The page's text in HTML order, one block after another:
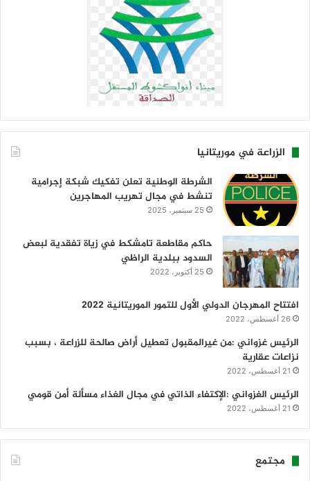
الزراعة في موريتانيا
الشرطة الوطنية تعلن تفكيك شبكة إجرامية
تنشط في مجال تهريب المهاجرين
25 سبتمبر، 2025
حاكم مقاطعة تامشكط في زياة تفقدية لبعض
السدود ببلدية الراظي
25 أكتوبر، 2022
افتتاح المهرجان الدولي الأول للتمور الموريتانية 2022
26 أغسطس، 2022
الرئيس غزواني :من غيرالمقبول تعطيل أراض صالحة للزراعة ، بسبب
نزاعات عقارية
21 أغسطس، 2022
الرئيس الغزواني :الإكتفاء الذاتي في مجال الغذاء مسألة أمن قومي
21 أغسطس، 2022
مجتمع